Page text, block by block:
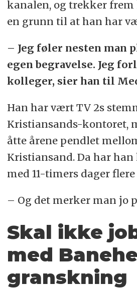
kanalen, og trekker frem
en grunn til at han har
– Jeg føler nesten man
egen begravelse. Jeg
kolleger, sier han til
Han har vært TV 2s
Kristiansands-kontoret,
åtte årene pendlet
Kristiansand. Da har
med 11-timers dager
– Og det merker man jo
Skal ikke
med
granskning